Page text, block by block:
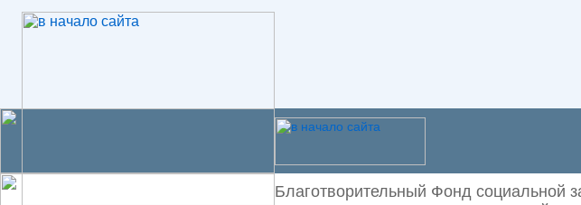
Благотворительный Фонд социальной